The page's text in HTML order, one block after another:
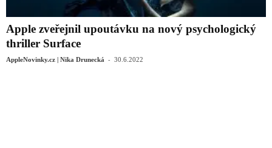
Apple zveřejnil upoutávku na nový psychologický
thriller Surface
AppleNovinky.cz | Nika Drunecká - 30.6.2022